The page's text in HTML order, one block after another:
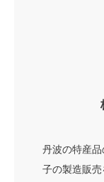
丹波の特産
子の製造販